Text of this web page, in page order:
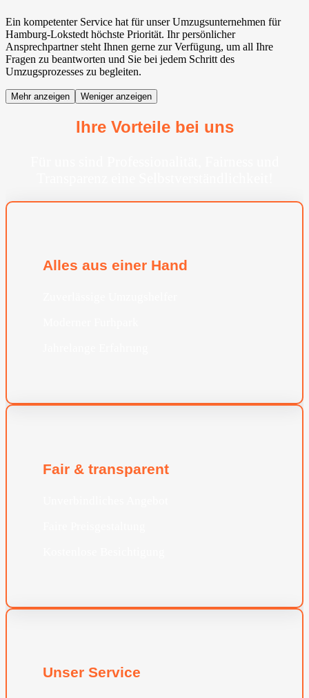
Ein kompetenter Service hat für unser Umzugsunternehmen für
Hamburg-Lokstedt höchste Priorität. Ihr persönlicher
Ansprechpartner steht Ihnen gerne zur Verfügung, um all Ihre
Fragen zu beantworten und Sie bei jedem Schritt des
Umzugsprozesses zu begleiten.
Mehr anzeigen Weniger anzeigen
Ihre Vorteile bei uns
Alles aus einer Hand
Fair & transparent
Unser Service